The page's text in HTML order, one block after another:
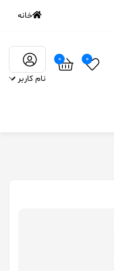
خانه
0
0
نام کاربر